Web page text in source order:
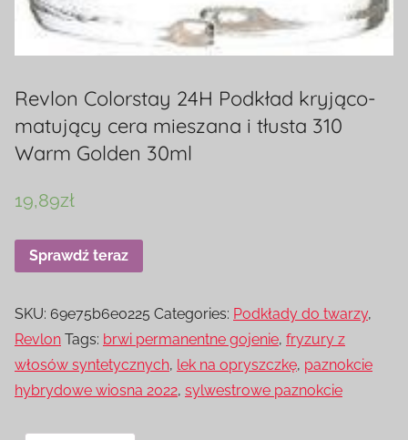
Revlon Colorstay 24H Podkład kryjąco-
matujący cera mieszana i tłusta 310
Warm Golden 30ml
19,89zł
Sprawdź teraz
SKU: 69e75b6e0225 Categories: Podkłady do twarzy,
Revlon Tags: brwi permanentne gojenie, fryzury z
włosów syntetycznych, lek na opryszczkę, paznokcie
hybrydowe wiosna 2022, sylwestrowe paznokcie